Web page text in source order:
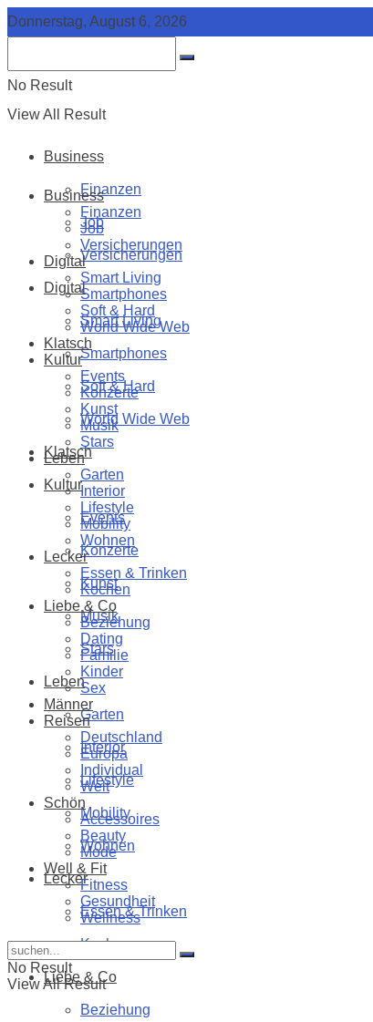
Donnerstag, August 6, 2026
No Result
View All Result
Business
Finanzen
Job
Versicherungen
Digital
Smart Living
Smartphones
Soft & Hard
World Wide Web
Klatsch
Kultur
Events
Konzerte
Kunst
Musik
Stars
Leben
Garten
Interior
Lifestyle
Mobility
Wohnen
Lecker
Essen & Trinken
Kochen
Liebe & Co
Beziehung
Business
Finanzen
Job
Versicherungen
Digital
Smart Living
Smartphones
Soft & Hard
World Wide Web
Klatsch
Kultur
Events
Konzerte
Kunst
Musik
Stars
Leben
Garten
Interior
Lifestyle
Mobility
Wohnen
Lecker
Essen & Trinken
Kochen
Liebe & Co
Beziehung
Dating
Familie
Kinder
Sex
Männer
Reisen
Deutschland
Europa
Individual
Welt
Schön
Accessoires
Beauty
Mode
Well & Fit
Fitness
Gesundheit
Wellness
No Result
View All Result